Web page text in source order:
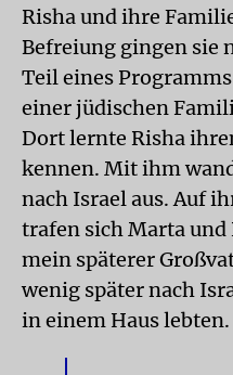
Risha und ihre
Befreiung gingen sie
Teil eines
einer jüdischen
Dort lernte Risha
kennen. Mit ihm
nach Israel aus. Auf
trafen sich Marta und
mein späterer
wenig später nach
in einem Haus lebten.